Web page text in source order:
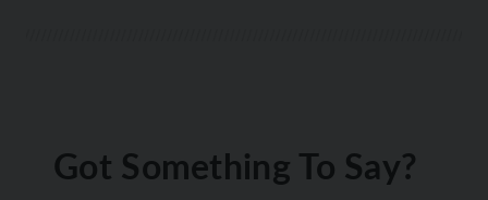
Got Something To Say?